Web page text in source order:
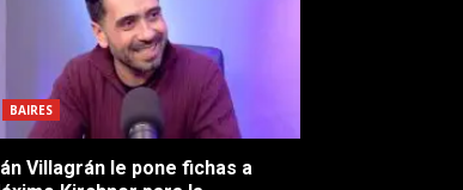
BAIRES
Villagrán le pone fichas a